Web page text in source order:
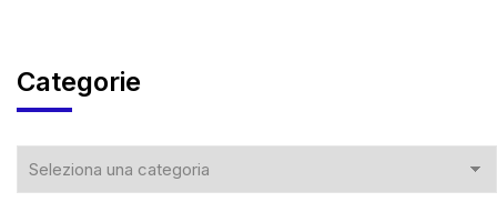
Categorie